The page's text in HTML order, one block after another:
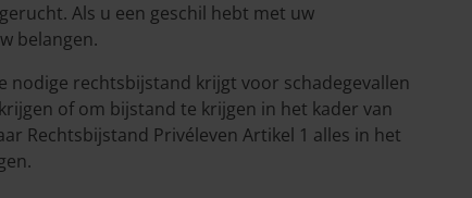
Als u een geschil hebt met uw
belangen.
nodige rechtsbijstand krijgt voor schadegevallen
of om bijstand te krijgen in het kader van
Rechtsbijstand Privéleven Artikel 1 alles in het